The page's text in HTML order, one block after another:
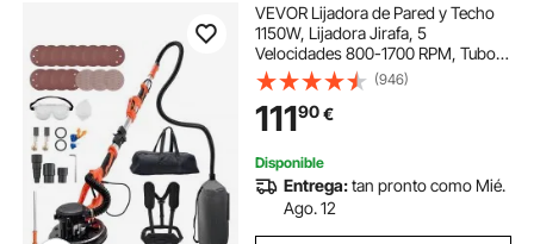
VEVOR Lijadora de Pared y Techo
1150W, Lijadora Jirafa, 5
Velocidades 800-1700 RPM, Tubo
Telescópico 1,4-1,8 m, Aspiradora
LED Integrados, 15 Hojas de Papel
de Lija, Pulidora para Pared de Yeso
Gotelé
(946)
11190€
Disponible
Entrega:tan pronto como Mié.
Ago. 12